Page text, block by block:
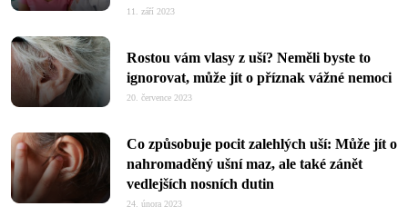
11. září 2023
Rostou vám vlasy z uší? Neměli byste to
ignorovat, může jít o příznak vážné nemoci
20. července 2023
Co způsobuje pocit zalehlých uší: Může jít o
nahromaděný ušní maz, ale také zánět
vedlejších nosních dutin
24. února 2023